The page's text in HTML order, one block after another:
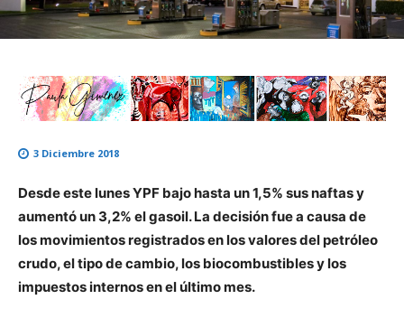
3 Diciembre 2018
Desde este lunes YPF bajo hasta un 1,5% sus naftas y
aumentó un 3,2% el gasoil. La decisión fue a causa de
los movimientos registrados en los valores del petróleo
crudo, el tipo de cambio, los biocombustibles y los
impuestos internos en el último mes.